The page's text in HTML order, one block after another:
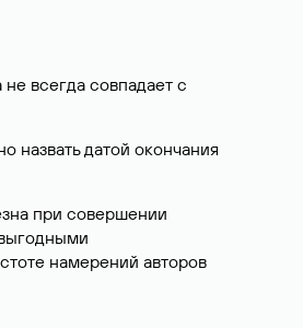
всегда совпадает с
назвать датой окончания
при совершении
намерений авторов